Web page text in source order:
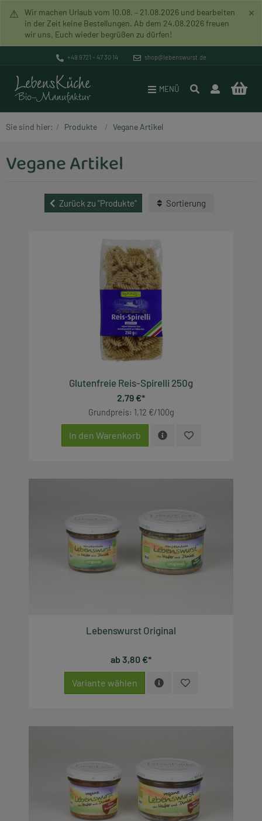
⚠
Wir machen Urlaub vom 10.08. – 21.08.2026 und bearbeiten
in der Zeit keine Bestellungen. Ab dem 24.08.2026 freuen
wir uns, Euch wieder begrüßen zu dürfen!
×
+49 9721 – 47 30 14 shop@lebenswurst.de
MENÜ
Sie sind hier: Produkte Vegane Artikel
Vegane Artikel
Zurück zu "Produkte" Sortierung
Glutenfreie Reis-Spirelli 250g
2,79 €*
Grundpreis: 1,12 €/100g
In den Warenkorb
Lebenswurst Original
ab 3,80 €*
Variante wählen
Pakete
Brotaufstriche
Lebenswurst
Rohkost (Vegan)
Lebenssuppen
Versand & Zahlung
Datenschutz
Widerrufsrecht
AGB
Impressum
Bio-Manufaktur
Mission
Unverpacktladen
Geschichte
Händlerverzeichnis